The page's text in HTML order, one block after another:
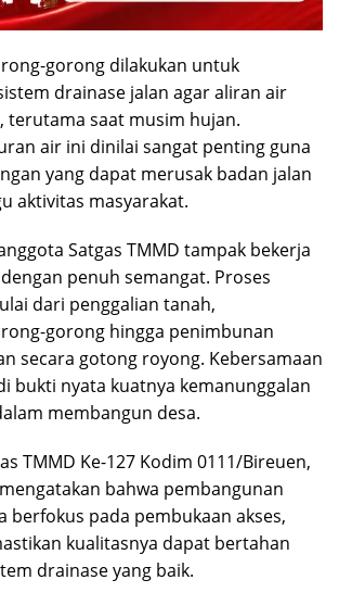
gorong dilakukan untuk
drainase jalan agar aliran air
terutama saat musim hujan.
air ini dinilai sangat penting guna
yang dapat merusak badan jalan
aktivitas masyarakat.
Satgas TMMD tampak bekerja
penuh semangat. Proses
dari penggalian tanah,
gorong hingga penimbunan
secara gotong royong. Kebersamaan
bukti nyata kuatnya kemanunggalan
membangun desa.
TMMD Ke-127 Kodim 0111/Bireuen,
bahwa pembangunan
berfokus pada pembukaan akses,
kualitasnya dapat bertahan
drainase yang baik.